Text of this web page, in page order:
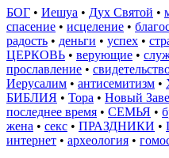
БОГ • Иешуа • Дух Святой •
спасение • исцеление •
радость • деньги • успех •
ЦЕРКОВЬ • верующие •
прославление •
Иерусалим • антисемитизм •
БИБЛИЯ • Тора • Новый
последнее время • СЕМЬЯ •
жена • секс • ПРАЗДНИКИ •
интернет • археология •